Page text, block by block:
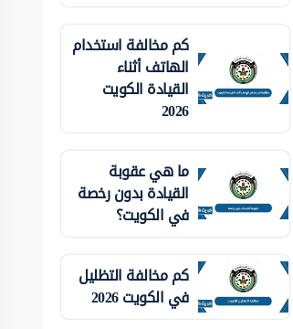
كم مخالفة استخدام
الهاتف أثناء
القيادة الكويت
2026
ما هي عقوبة
القيادة بدون رخصة
في الكويت؟
كم مخالفة التظليل
في الكويت 2026